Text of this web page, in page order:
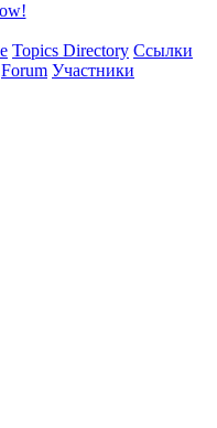
Topics Directory Ссылки
Forum Участники